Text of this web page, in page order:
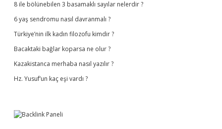
8 ile bölünebilen 3 basamaklı sayılar nelerdir ?
6 yaş sendromu nasıl davranmalı ?
Türkiye’nin ilk kadın filozofu kimdir ?
Bacaktaki bağlar koparsa ne olur ?
Kazakistanca merhaba nasıl yazılır ?
Hz. Yusuf’un kaç eşi vardı ?